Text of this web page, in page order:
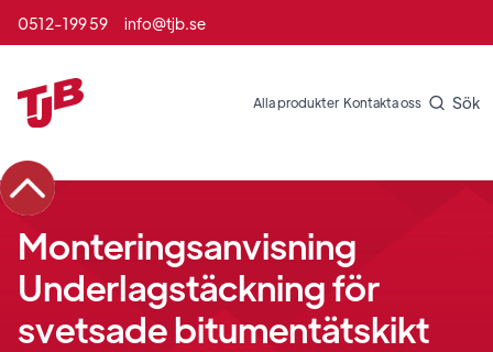
0512-199 59 info@tjb.se
Alla produkter Kontakta oss Sök
Monteringsanvisning
Underlagstäckning för
svetsade bitumentätskikt